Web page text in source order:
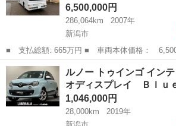
6,500,000円
286,064km
2007年
新潟市
■ 支払総額: 665万円 ■ 車両本体価格： 6,500,000 円 ■ メーカー
名： いすゞ ■ 車種名： いすゞ ■ グレー
４６人乗り ■ 排気量： 6400cc ■ ドア枚
新潟 新潟市 その他
ルノー トゥインゴ イン
オディスプレイ Ｂｌｕ
1,046,000円
28,000km
2019年